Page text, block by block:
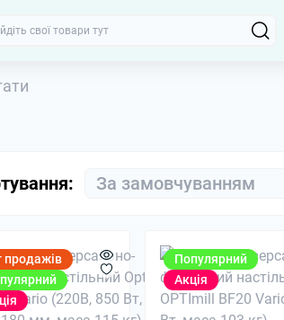
продажів
Популярний
Акція